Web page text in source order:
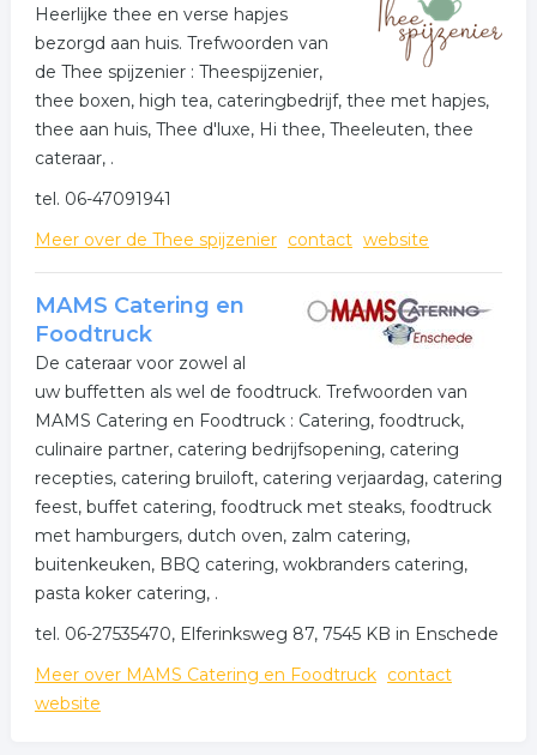
Heerlijke thee en verse hapjes
bezorgd aan huis. Trefwoorden van
de Thee spijzenier : Theespijzenier,
thee boxen, high tea, cateringbedrijf, thee met hapjes,
thee aan huis, Thee d'luxe, Hi thee, Theeleuten, thee
cateraar, .
tel. 06-47091941
Meer over de Thee spijzenier contact website
MAMS Catering en
Foodtruck
De cateraar voor zowel al
uw buffetten als wel de foodtruck. Trefwoorden van
MAMS Catering en Foodtruck : Catering, foodtruck,
culinaire partner, catering bedrijfsopening, catering
recepties, catering bruiloft, catering verjaardag, catering
feest, buffet catering, foodtruck met steaks, foodtruck
met hamburgers, dutch oven, zalm catering,
buitenkeuken, BBQ catering, wokbranders catering,
pasta koker catering, .
tel. 06-27535470, Elferinksweg 87, 7545 KB in Enschede
Meer over MAMS Catering en Foodtruck contact
website